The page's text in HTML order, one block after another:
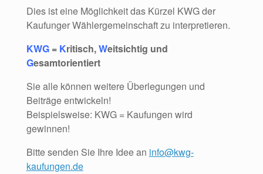
Dies ist eine Möglichkeit das Kürzel KWG der
Kaufunger Wählergemeinschaft zu interpretieren.
KWG= Kritisch,Weitsichtig und
Gesamtorientiert
Sie alle können weitere Überlegungen und
Beiträge entwickeln!
Beispielsweise: KWG = Kaufungen wird
gewinnen!
Bitte senden Sie Ihre Idee an info@kwg-
kaufungen.de